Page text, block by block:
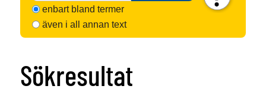
enbart bland termer
även i all annan text
Sökresultat